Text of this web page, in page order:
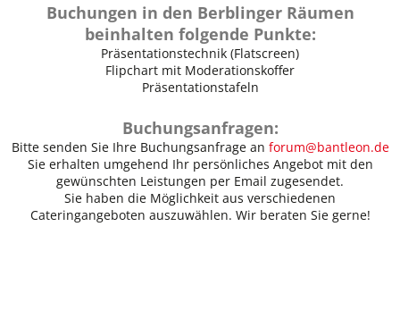
Buchungen in den Berblinger Räumen
beinhalten folgende Punkte:
Präsentationstechnik (Flatscreen)
Flipchart mit Moderationskoffer
Präsentationstafeln
Buchungsanfragen:
Bitte senden Sie Ihre Buchungsanfrage an forum@bantleon.de
Sie erhalten umgehend Ihr persönliches Angebot mit den
gewünschten Leistungen per Email zugesendet.
Sie haben die Möglichkeit aus verschiedenen
Cateringangeboten auszuwählen. Wir beraten Sie gerne!